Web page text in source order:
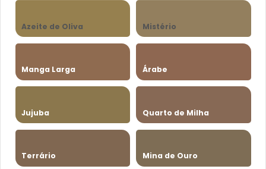
Azeite de Oliva Mistério
Manga Larga Árabe
Jujuba Quarto de Milha
Terrário Mina de Ouro